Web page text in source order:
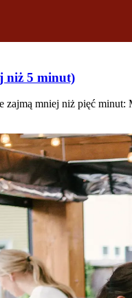
niż 5 minut)
zajmą mniej niż pięć